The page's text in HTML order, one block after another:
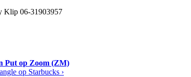
Klip 06-31903957
Put op Zoom (ZM)
op Starbucks ›